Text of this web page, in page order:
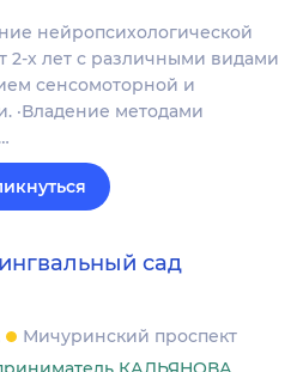
нейропсихологической
2-х лет с различными видами
сенсомоторной и
·Владение методами
сад
Мичуринский проспект